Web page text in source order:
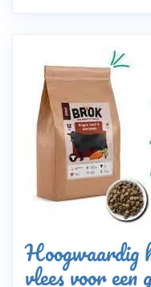
Hoogwaardig
vlees voor een